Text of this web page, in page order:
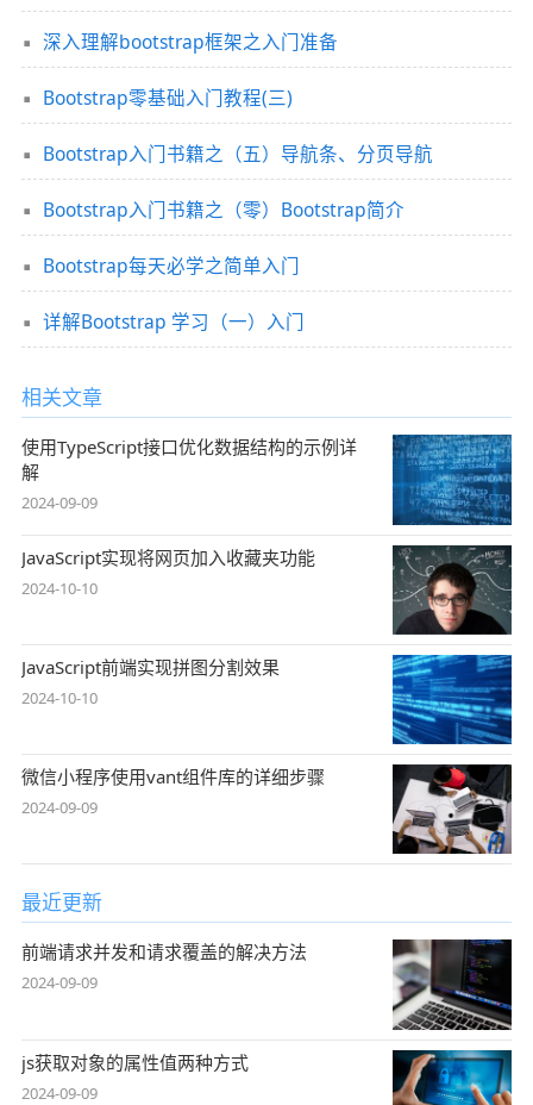
深入理解bootstrap框架之入门准备
Bootstrap零基础入门教程(三)
Bootstrap入门书籍之（五）导航条、分页导航
Bootstrap入门书籍之（零）Bootstrap简介
Bootstrap每天必学之简单入门
详解Bootstrap 学习（一）入门
相关文章
使用TypeScript接口优化数据结构的示例详
解
2024-09-09
JavaScript实现将网页加入收藏夹功能
2024-10-10
JavaScript前端实现拼图分割效果
2024-10-10
微信小程序使用vant组件库的详细步骤
2024-09-09
最近更新
前端请求并发和请求覆盖的解决方法
2024-09-09
js获取对象的属性值两种方式
2024-09-09